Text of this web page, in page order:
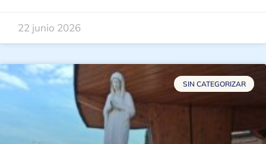
22 junio 2026
SIN CATEGORIZAR